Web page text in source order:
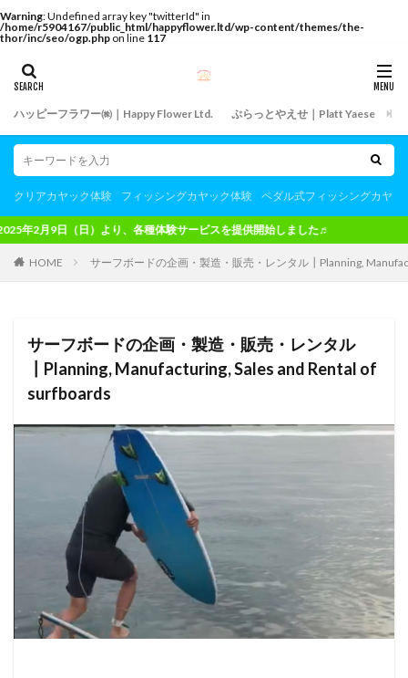
Warning: Undefined array key "twitterId" in
/home/r5904167/public_html/happyflower.ltd/wp-content/themes/the-
thor/inc/seo/ogp.php on line 117
ハッピーフラワー㈱｜Happy Flower Ltd. ぷらっとやえせ｜Platt Yaese
クリアカヤック体験 フィッシングカヤック体験 ペダル式フィッシングカヤッ
2月9日（日）より、各種体験サービスを提供開始しました♬
HOME サーフボードの企画・製造・販売・レンタル┃Planning,
サーフボードの企画・製造・販売・レンタル
┃Planning, Manufacturing, Sales and Rental of
surfboards